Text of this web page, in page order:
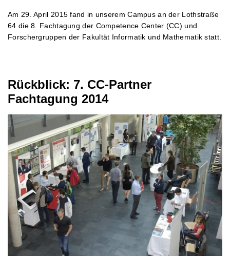
Am 29. April 2015 fand in unserem Campus an der Lothstraße
64 die 8. Fachtagung der Competence Center (CC) und
Forschergruppen der Fakultät Informatik und Mathematik statt.
Rückblick: 7. CC-Partner
Fachtagung 2014